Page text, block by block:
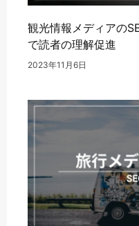
観光情報メディアの
で読者の理解促進
2023年11月6日